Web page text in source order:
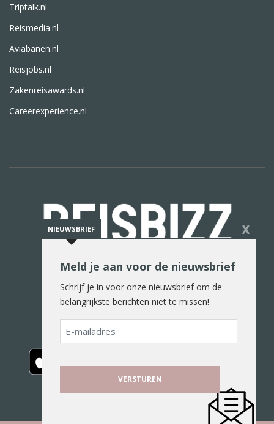
Triptalk.nl
Reismedia.nl
Aviabanen.nl
Reisjobs.nl
Zakenreisawards.nl
Careerexperience.nl
De reiswereld in woord en beeld
NIEUWSBRIEF X
Meld je aan voor de nieuwsbrief
Schrijf je in voor onze nieuwsbrief om de
belangrijkste berichten niet te missen!
E-
mailadres